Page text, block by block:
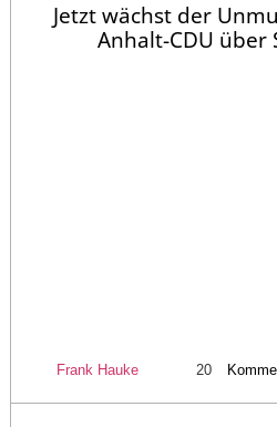
Jetzt wächst der
Anhalt-CDU über
Frank Hauke 20